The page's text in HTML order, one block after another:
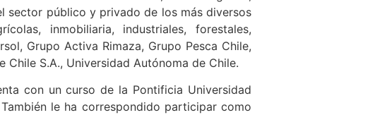
sector público y privado de los más diversos
inmobiliaria, industriales, forestales,
Grupo Activa Rimaza, Grupo Pesca Chile,
Chile S.A., Universidad Autónoma de Chile.
con un curso de la Pontificia Universidad
le ha correspondido participar como